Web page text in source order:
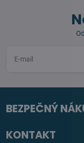
BEZPEČNÝ
KONTAKT